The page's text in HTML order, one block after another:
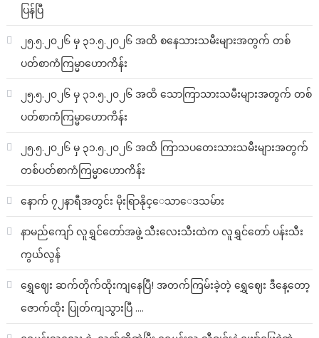
ပြန်ပြီ
၂၅.၅.၂၀၂၆ မှ ၃၁.၅.၂၀၂၆ အထိ စနေသားသမီးများအတွက် တစ်
ပတ်စာကံကြမ္မာဟောကိန်း
၂၅.၅.၂၀၂၆ မှ ၃၁.၅.၂၀၂၆ အထိ သောကြာသားသမီးများအတွက် တစ်
ပတ်စာကံကြမ္မာဟောကိန်း
၂၅.၅.၂၀၂၆ မှ ၃၁.၅.၂၀၂၆ အထိ ကြာသပတေးသားသမီးများအတွက်
တစ်ပတ်စာကံကြမ္မာဟောကိန်း
နောက် ၇၂နာရီအတွင်း မိုးရြာနိုင္ေသာေဒသမ်ား
နာမည်ကျော် လူရွှင်တော်အဖွဲ့ သီးလေးသီးထဲက လူရွှင်တော် ပန်းသီး
ကွယ်လွန်
ရွှေဈေး ဆက်တိုက်ထိုးကျနေပြီ! အတက်ကြမ်းခဲ့တဲ့ ရွှေဈေး ဒီနေ့တော့
ဇောက်ထိုး ပြုတ်ကျသွားပြီ ….